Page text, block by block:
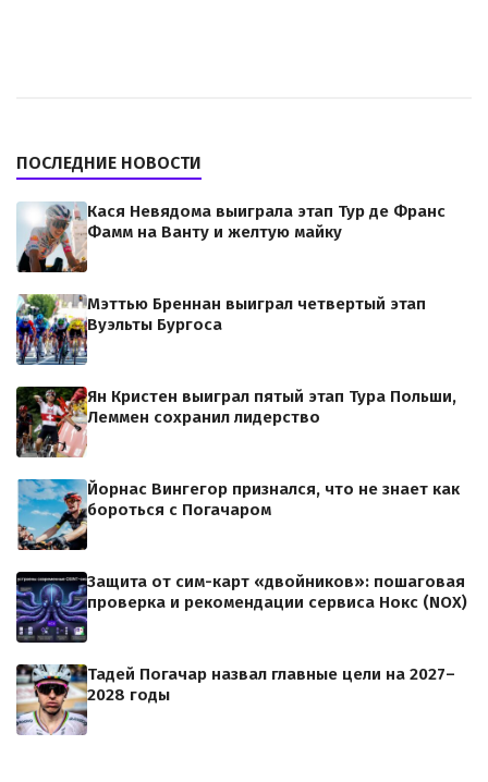
ПОСЛЕДНИЕ НОВОСТИ
Кася Невядома выиграла этап Тур де Франс
Фамм на Ванту и желтую майку
Мэттью Бреннан выиграл четвертый этап
Вуэльты Бургоса
Ян Кристен выиграл пятый этап Тура Польши,
Леммен сохранил лидерство
Йорнас Вингегор признался, что не знает как
бороться с Погачаром
Защита от сим-карт «двойников»: пошаговая
проверка и рекомендации сервиса Нокс (NOX)
Тадей Погачар назвал главные цели на 2027–
2028 годы